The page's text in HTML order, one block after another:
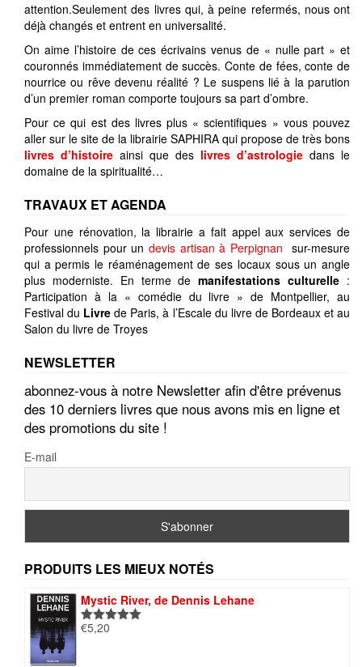
attention.Seulement des livres qui, à peine refermés, nous ont
déjà changés et entrent en universalité.
On aime l’histoire de ces écrivains venus de « nulle part » et
couronnés immédiatement de succès. Conte de fées, conte de
nourrice ou rêve devenu réalité ? Le suspens lié à la parution
d’un premier roman comporte toujours sa part d’ombre.
Pour ce qui est des livres plus « scientifiques » vous pouvez
aller sur le site de la librairie SAPHIRA qui propose de très bons
livres d’histoire ainsi que des livres d’astrologie dans le
domaine de la spiritualité…
TRAVAUX ET AGENDA
Pour une rénovation, la librairie a fait appel aux services de
professionnels pour un devis artisan à Perpignan sur-mesure
qui a permis le réaménagement de ses locaux sous un angle
plus moderniste. En terme demanifestations culturelle :
Participation à la « comédie du livre » de Montpellier, au
Festival du Livre de Paris, à l’Escale du livre de Bordeaux et au
Salon du livre de Troyes
NEWSLETTER
abonnez-vous à notre Newsletter afin d'être prévenus
des 10 derniers livres que nous avons mis en ligne et
des promotions du site !
E-mail
PRODUITS LES MIEUX NOTÉS
Mystic River, de Dennis Lehane
Note5.00
€5,20